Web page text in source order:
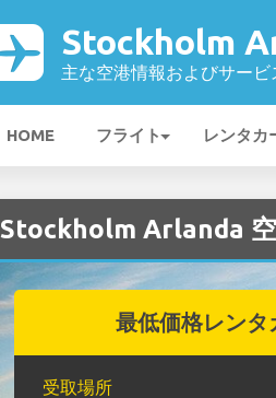
Stockholm
主な空港情報およびサービ
HOME フライト レンタカ
Stockholm Arlanda
最低価格レンタ
受取場所